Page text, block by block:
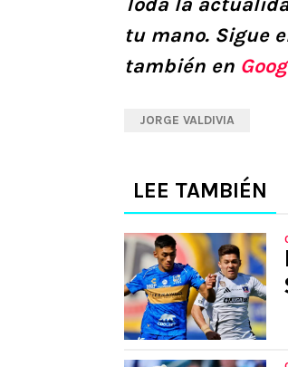
Toda la
tu mano. Sigue
también en
JORGE VALDIVIA
LEE TAMBIÉN